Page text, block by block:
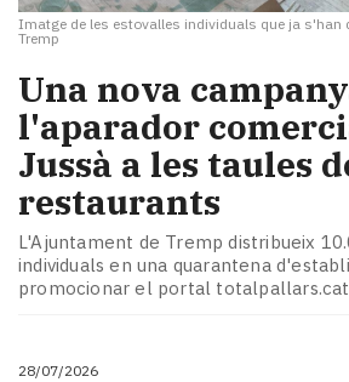
Imatge de les estovalles individuals que ja s'han
Tremp
Una nova
l'aparador
Jussà a les taules
restaurants
L'Ajuntament de Tremp distribueix
individuals en una quarantena
promocionar el portal totalpallars.cat
28/07/2026